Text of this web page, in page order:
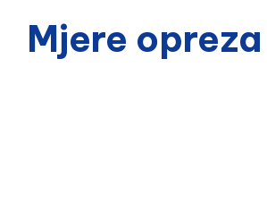
Mjere opreza